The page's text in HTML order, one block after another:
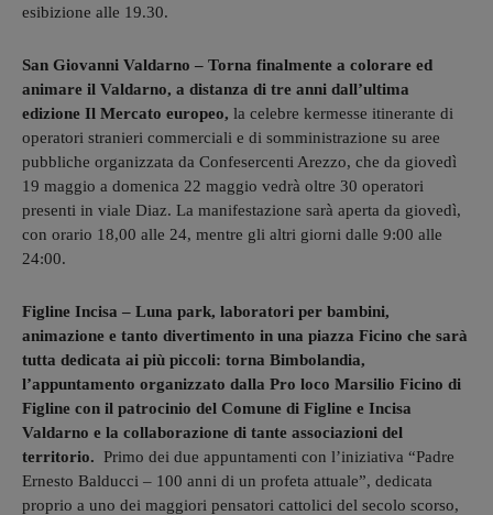
esibizione alle 19.30.
San Giovanni Valdarno – Torna finalmente a colorare ed
animare il Valdarno, a distanza di tre anni dall’ultima
edizione Il Mercato europeo, la celebre kermesse itinerante di
operatori stranieri commerciali e di somministrazione su aree
pubbliche organizzata da Confesercenti Arezzo, che da giovedì
19 maggio a domenica 22 maggio vedrà oltre 30 operatori
presenti in viale Diaz. La manifestazione sarà aperta da giovedì,
con orario 18,00 alle 24, mentre gli altri giorni dalle 9:00 alle
24:00.
Figline Incisa – Luna park, laboratori per bambini,
animazione e tanto divertimento in una piazza Ficino che sarà
tutta dedicata ai più piccoli: torna Bimbolandia,
l’appuntamento organizzato dalla Pro loco Marsilio Ficino di
Figline con il patrocinio del Comune di Figline e Incisa
Valdarno e la collaborazione di tante associazioni del
territorio. Primo dei due appuntamenti con l’iniziativa “Padre
Ernesto Balducci – 100 anni di un profeta attuale”, dedicata
proprio a uno dei maggiori pensatori cattolici del secolo scorso,